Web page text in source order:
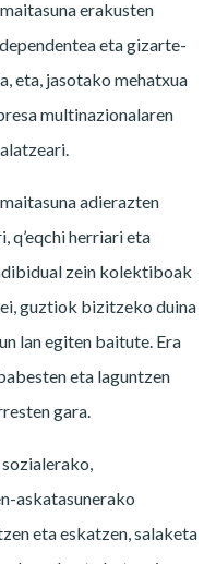
erakusten
eta gizarte-
eta, jasotako mehatxua
multinazionalaren
adierazten
q’eqchi herriari eta
zein kolektiboak
guztiok bizitzeko duina
lan egiten baitute. Era
eta laguntzen
gara.
askatasunerako
eta eskatzen, salaketa